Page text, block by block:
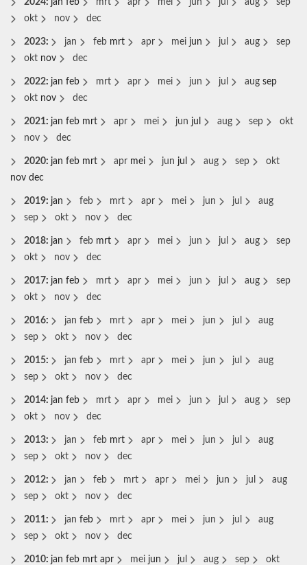
2024: jan feb mrt apr mei jun jul aug
sep
okt
nov dec
2023: jan feb mrt apr mei jun jul aug
sep
okt nov dec
2022: jan feb mrt apr mei jun jul aug sep
okt nov dec
2021: jan feb mrt apr mei jun jul aug sep
okt
nov
dec
2020: jan feb mrt apr mei jun jul aug sep
okt
nov dec
2019: jan feb mrt apr mei jun jul
aug
sep
okt nov dec
2018: jan feb mrt apr mei jun jul aug
sep
okt
nov dec
2017: jan feb mrt apr mei jun jul aug
sep
okt
nov dec
2016: jan feb mrt apr mei jun jul
aug
sep
okt nov dec
2015: jan feb mrt apr mei jun jul
aug
sep
okt nov dec
2014: jan feb mrt apr mei jun jul aug
sep
okt
nov dec
2013: jan feb mrt apr mei jun jul
aug
sep
okt nov dec
2012: jan feb mrt apr mei jun jul
aug
sep
okt nov dec
2011: jan feb mrt apr mei jun jul
aug
sep
okt nov dec
2010: jan feb mrt apr mei jun jul aug sep
okt